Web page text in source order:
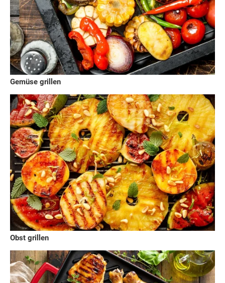
Gemüse grillen
Obst grillen